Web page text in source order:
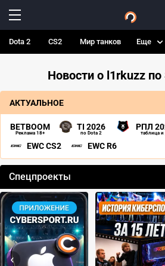
Dota 2 CS2 Мир танков Еще
Новости о l1rkuzz
АКТУАЛЬНОЕ
BETBOOM
Реклама 18+
TI 2026
по Dota 2
РПЛ
таблица и
EWC CS2 EWC R6
Спецпроекты
‹